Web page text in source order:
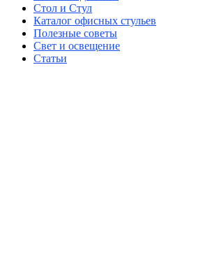
Стол и Стул
Каталог офисных стульев
Полезные советы
Свет и освещение
Статьи